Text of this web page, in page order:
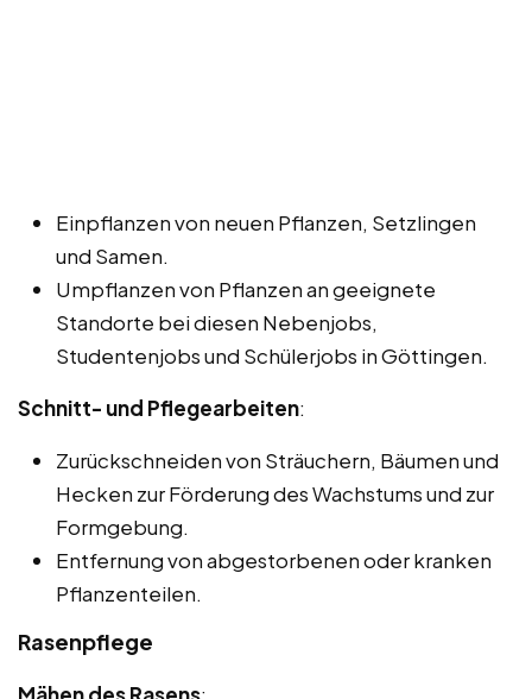
Einpflanzen von neuen Pflanzen, Setzlingen
und Samen.
Umpflanzen von Pflanzen an geeignete
Standorte bei diesen Nebenjobs,
Studentenjobs und Schülerjobs in Göttingen.
Schnitt- und Pflegearbeiten:
Zurückschneiden von Sträuchern, Bäumen und
Hecken zur Förderung des Wachstums und zur
Formgebung.
Entfernung von abgestorbenen oder kranken
Pflanzenteilen.
Rasenpflege